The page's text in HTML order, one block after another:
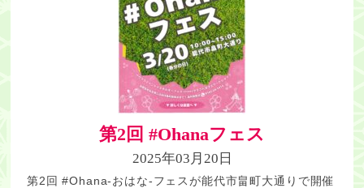
第2回 #Ohanaフェス
2025年03月20日
第2回 #Ohana-おはな-フェスが能代市畠町大通りで開催